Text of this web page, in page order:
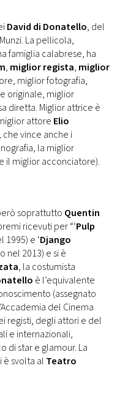
David di Donatello, del
La pellicola,
famiglia calabrese, ha
, miglior regista, miglior
miglior fotografia,
originale, miglior
diretta. Miglior attrice è
attore Elio
che vince anche i
la miglior
il miglior acconciatore).
soprattutto Quentin
ricevuti per “‘Pulp
1995) e ‘Django
nel 2013) e si è
, la costumista
è l’equivalente
(assegnato
del Cinema
registi, degli attori e del
e internazionali,
di star e glamour. La
è svolta al Teatro